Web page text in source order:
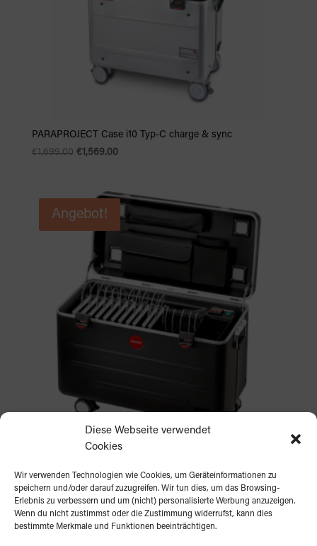
Diese Webseite verwendet
Cookies
Wir verwenden Technologien wie Cookies, um Geräteinformationen zu
speichern und/oder darauf zuzugreifen. Wir tun dies, um das Browsing-
Erlebnis zu verbessern und um (nicht) personalisierte Werbung anzuzeigen.
Wenn du nicht zustimmst oder die Zustimmung widerrufst, kann dies
bestimmte Merkmale und Funktionen beeinträchtigen.
PARAPROJECT Case i10 Typ-C charge & sync
€1,699.00 Ursprünglicher
€1,699.00
€1,569.00Aktueller
€1,569.00.
Angebot!
€1,969.00
Ursprünglicher
war:
€1,969.00
€1,829.00Aktueller
Preis
ist:
€1,829.00.